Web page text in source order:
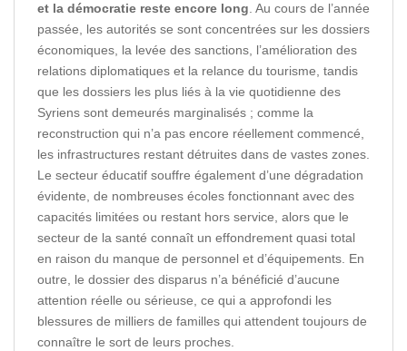
et la démocratie reste encore long. Au cours de l’année
passée, les autorités se sont concentrées sur les dossiers
économiques, la levée des sanctions, l’amélioration des
relations diplomatiques et la relance du tourisme, tandis
que les dossiers les plus liés à la vie quotidienne des
Syriens sont demeurés marginalisés ; comme la
reconstruction qui n’a pas encore réellement commencé,
les infrastructures restant détruites dans de vastes zones.
Le secteur éducatif souffre également d’une dégradation
évidente, de nombreuses écoles fonctionnant avec des
capacités limitées ou restant hors service, alors que le
secteur de la santé connaît un effondrement quasi total
en raison du manque de personnel et d’équipements. En
outre, le dossier des disparus n’a bénéficié d’aucune
attention réelle ou sérieuse, ce qui a approfondi les
blessures de milliers de familles qui attendent toujours de
connaître le sort de leurs proches.